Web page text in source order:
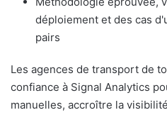
déploiement et des cas
pairs
Les agences de transport de
confiance à Signal Analytics
manuelles, accroître la